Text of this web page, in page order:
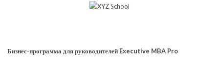
Бизнес-программа для руководителей Executive MBA Pro